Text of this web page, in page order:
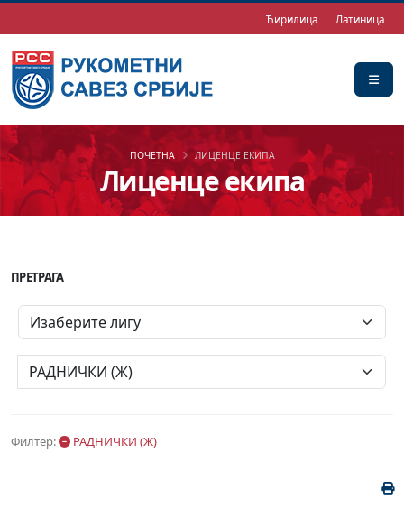
Ћирилица Латиница
Лиценце екипа
ПОЧЕТНА ЛИЦЕНЦЕ ЕКИПА
Филтер: РАДНИЧКИ (Ж)
ПРЕТРАГА